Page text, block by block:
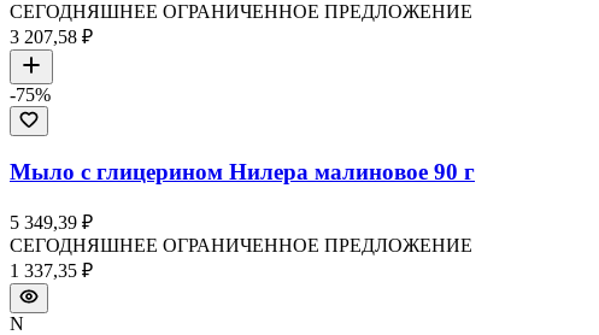
СЕГОДНЯШНЕЕ ОГРАНИЧЕННОЕ ПРЕДЛОЖЕНИЕ
3 207,58 ₽
-75%
Мыло с глицерином Нилера малиновое 90 г
5 349,39 ₽
СЕГОДНЯШНЕЕ ОГРАНИЧЕННОЕ ПРЕДЛОЖЕНИЕ
1 337,35 ₽
N